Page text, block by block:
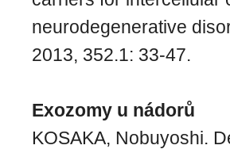
neurodegenerative
2013, 352.1: 33-47.
Exozomy u nádorů
KOSAKA, Nobuyoshi.